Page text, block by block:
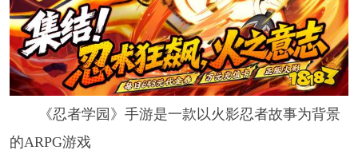
《忍者学园》手游是一款以火影忍者故事为背景
的ARPG游戏